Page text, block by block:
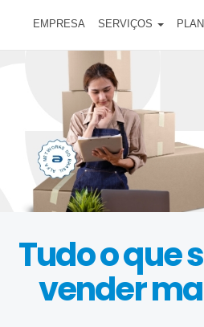
EMPRESA SERVIÇOS
Tudo o que
vender